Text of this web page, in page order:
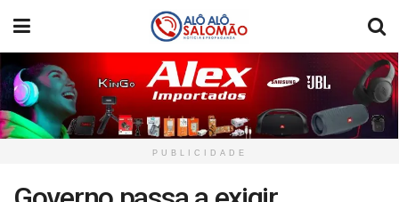
PUBLICIDADE